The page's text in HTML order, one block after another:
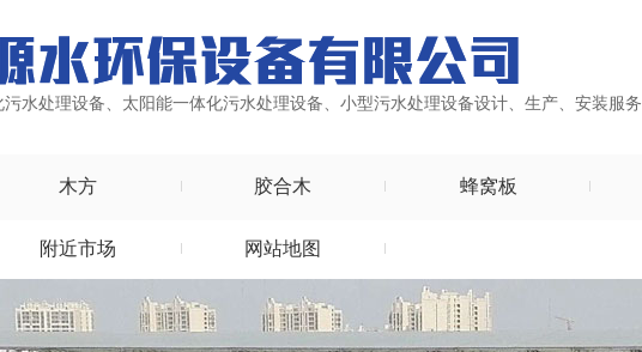
水处理设备、太阳能一体化污水处理设备、小型污水处理设备设计、生产、安装服务
木方 胶合木 蜂窝板
附近市场 网站地图